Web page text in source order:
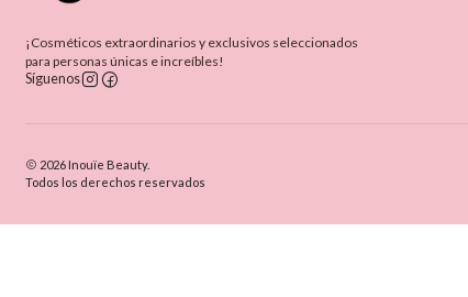
¡Cosméticos extraordinarios y exclusivos seleccionados
para personas únicas e increíbles!
Síguenos
2026 Inouïe Beauty.
Todos los derechos reservados